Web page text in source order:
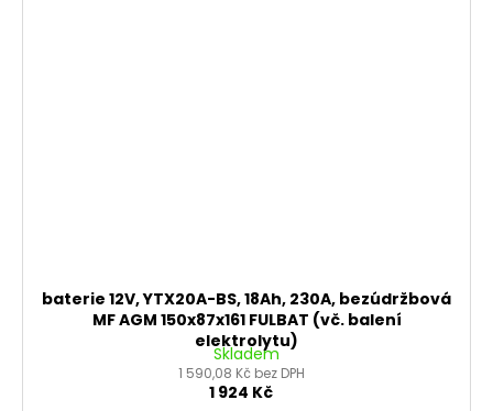
baterie 12V, YTX20A-BS, 18Ah, 230A, bezúdržbová
MF AGM 150x87x161 FULBAT (vč. balení
elektrolytu)
Skladem
1 590,08 Kč bez DPH
1 924 Kč